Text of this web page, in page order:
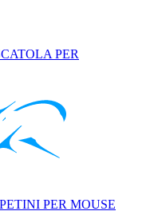
PER
PER MOUSE